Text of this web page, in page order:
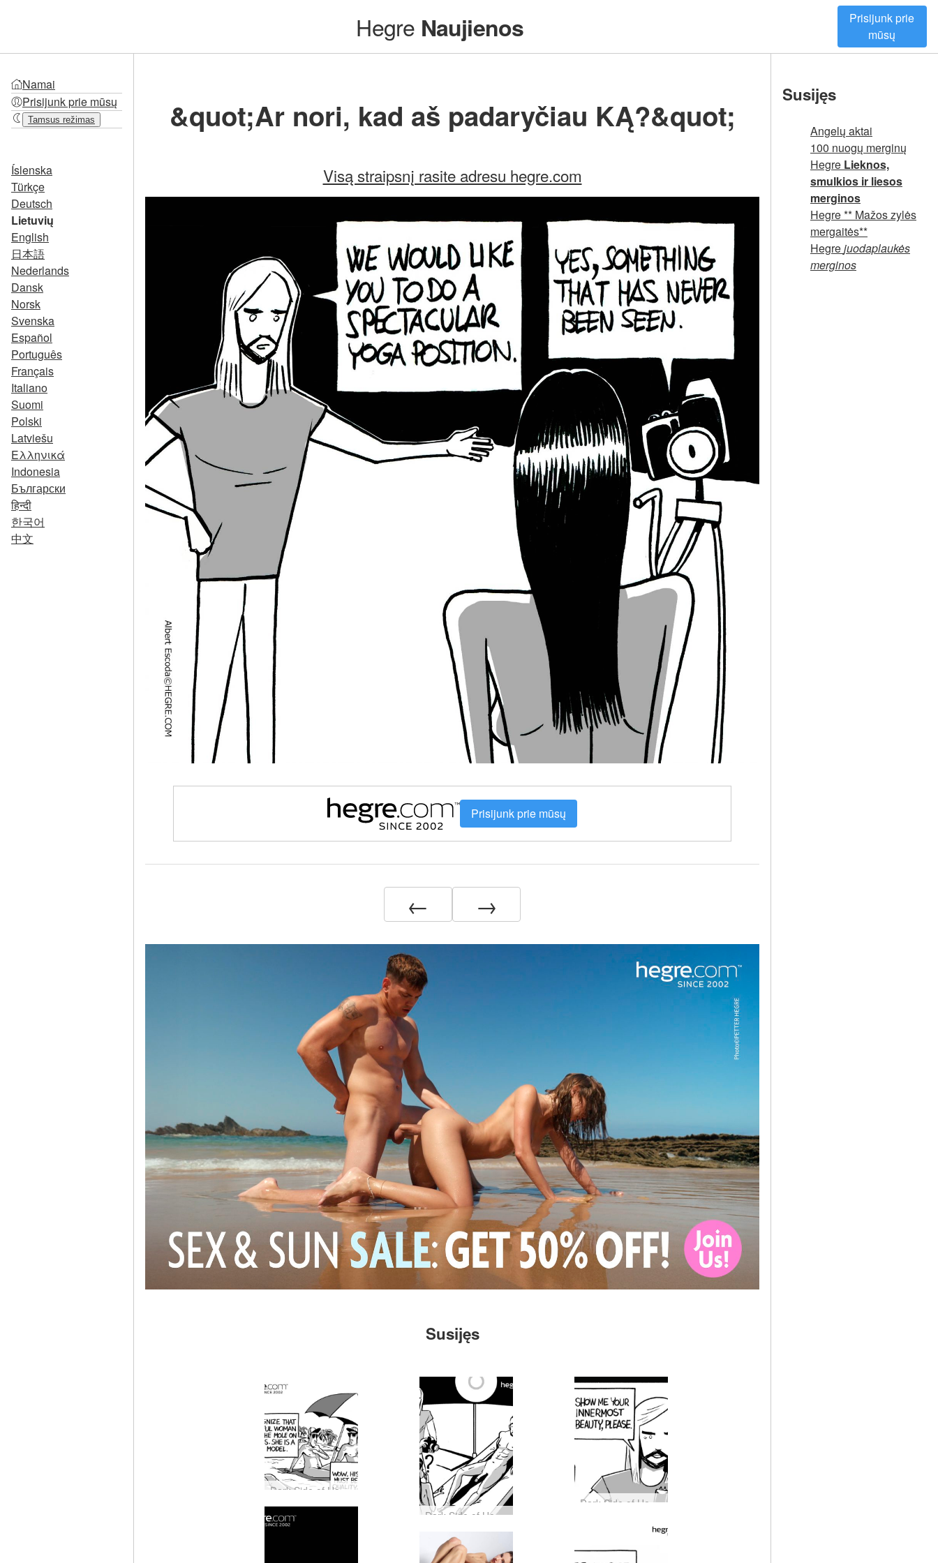
Hegre Naujienos
Prisijunk prie
mūsų
Namai
Prisijunk prie mūsų
Tamsus režimas
Íslenska
Türkçe
Deutsch
Lietuvių
English
日本語
Nederlands
Dansk
Norsk
Svenska
Español
Português
Français
Italiano
Suomi
Polski
Latviešu
Ελληνικά
Indonesia
Български
हिन्दी
한국어
中文
&quot;Ar nori, kad aš padaryčiau KĄ?&quot;
Visą straipsnį rasite adresu hegre.com
Prisijunk prie mūsų
← →
Susijęs
Dark Side of Hegre #31: ar galėtumėte atpažinti Hegre modelį viešumoje?
Dark Side of Hegre #30: Kieno balsas skamba Hegre modelio galvoje?
Dark Side of Hegre #29: Yra tik vienos rūšies medžiaga, kuri niekada nepatenka į Hegre.com…
Susijęs
Angelų aktai
100 nuogų merginų
Hegre Lieknos,
smulkios ir liesos
merginos
Hegre ** Mažos zylės
mergaitės**
Hegrejuodaplaukės
merginos